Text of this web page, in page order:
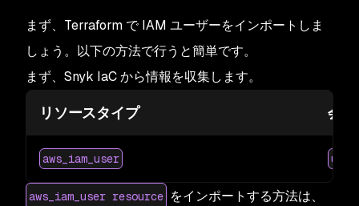
まず、Terraform で IAM ユーザーをインポートしま
しょう。以下の方法で行うと簡単です。
まず、Snyk IaC から情報を収集します。
リソースタイプ 会
aws_iam_user
aws_iam_user resource をインポートする方法は、